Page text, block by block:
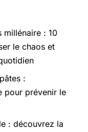
millénaire : 10
le chaos et
:
pour prévenir le
: découvrez la